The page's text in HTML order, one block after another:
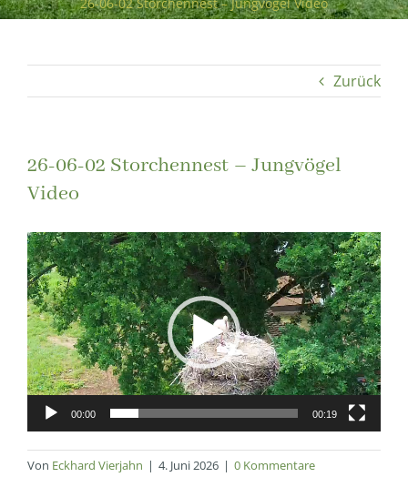
Zurück
26-06-02 Storchennest – Jungvögel
Video
Video-
Player
00:00 00:19
Von Eckhard Vierjahn | 4. Juni 2026 | 0 Kommentare